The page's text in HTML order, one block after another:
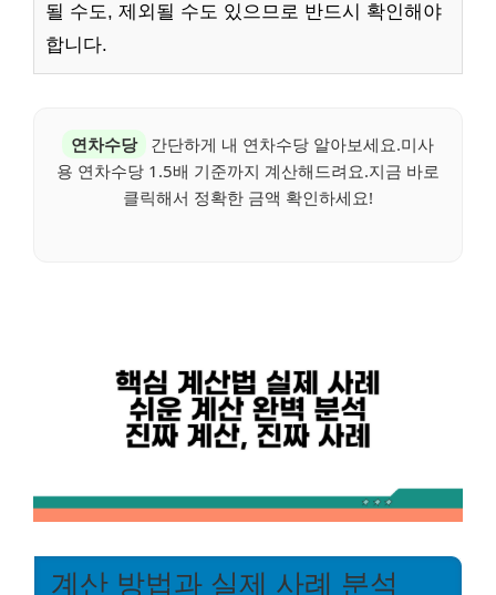
될 수도, 제외될 수도 있으므로 반드시 확인해야
합니다.
연차수당
간단하게 내 연차수당 알아보세요.미사
용 연차수당 1.5배 기준까지 계산해드려요.지금 바로
클릭해서 정확한 금액 확인하세요!
계산 방법과 실제 사례 분석